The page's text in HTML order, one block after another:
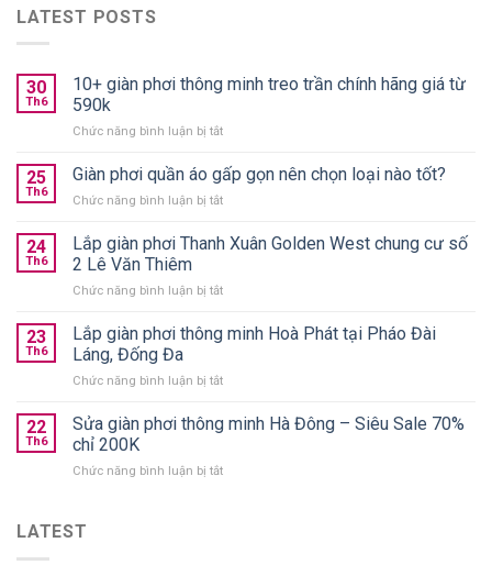
LATEST POSTS
30
Th6
10+ giàn phơi thông minh treo trần chính hãng giá từ
590k
Chức năng bình luận bị tắtở
giàn
phơi
thông
treo
hãng
từ
25
Th6
Giàn phơi quần áo gấp gọn nên chọn loại nào tốt?
Chức năng bình luận bị tắtở
phơi
gấp
nên
nào
24
Th6
Lắp giàn phơi Thanh Xuân Golden West chung cư số
2 Lê Văn Thiêm
Chức năng bình luận bị tắtở
giàn
Xuân
West
số
23
Th6
Lắp giàn phơi thông minh Hoà Phát tại Pháo Đài
Láng, Đống Đa
Chức năng bình luận bị tắtở
giàn
phơi
minh
22
Th6
Sửa giàn phơi thông minh Hà Đông – Siêu Sale 70%
chỉ 200K
Chức năng bình luận bị tắtở
LATEST